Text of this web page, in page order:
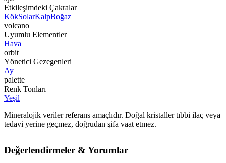
Etkileşimdeki Çakralar
KökSolarKalpBoğaz
volcano
Uyumlu Elementler
Hava
orbit
Yönetici Gezegenleri
Ay
palette
Renk Tonları
Yeşil
Mineralojik veriler referans amaçlıdır. Doğal kristaller tıbbi ilaç veya
tedavi yerine geçmez, doğrudan şifa vaat etmez.
Değerlendirmeler & Yorumlar